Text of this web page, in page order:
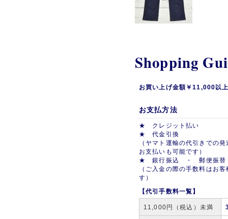
Shopping
お買い上げ金額￥11,000以
お支払方法
★ クレジット払い
★ 代金引換
（ヤマト運輸の代引きでの
お支払いも可能です）
★ 銀行振込 ・ 郵便振替
（ご入金の際の手数料はお
す）
【代引手数料一覧】
11,000円（税込）未満